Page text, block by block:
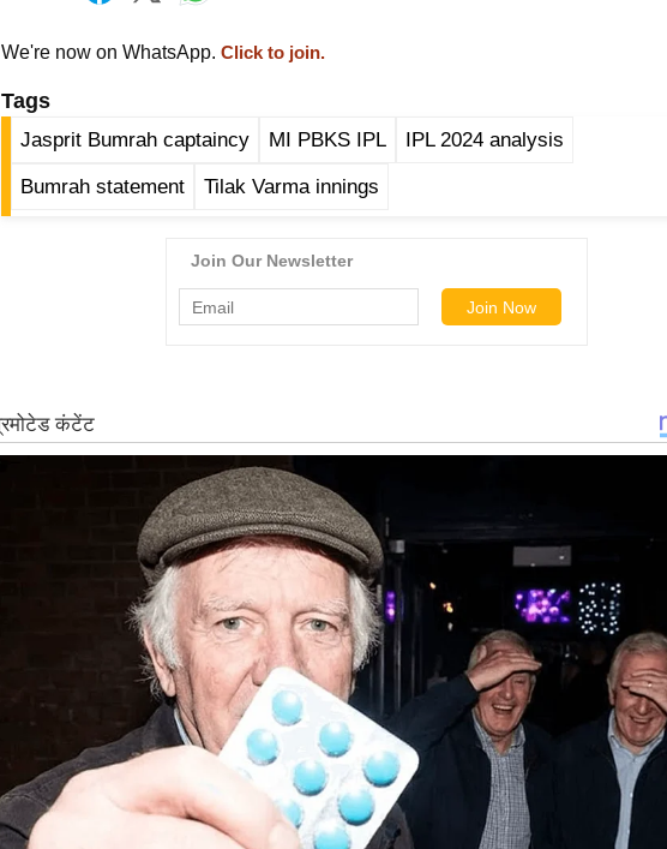
We're now on WhatsApp. Click to join.
Tags
Jasprit Bumrah captaincy MI PBKS IPL IPL 2024 analysis
Bumrah statement Tilak Varma innings